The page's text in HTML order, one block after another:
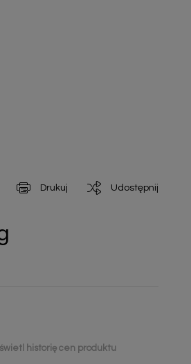
Drukuj Udostępnij
historię cen produktu